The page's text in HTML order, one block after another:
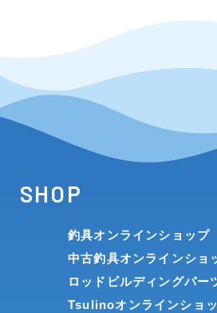
SHOP
釣具オンラインショップ
中古釣具オンラインショ
ロッドビルディングパー
Tsulinoオンラインショ